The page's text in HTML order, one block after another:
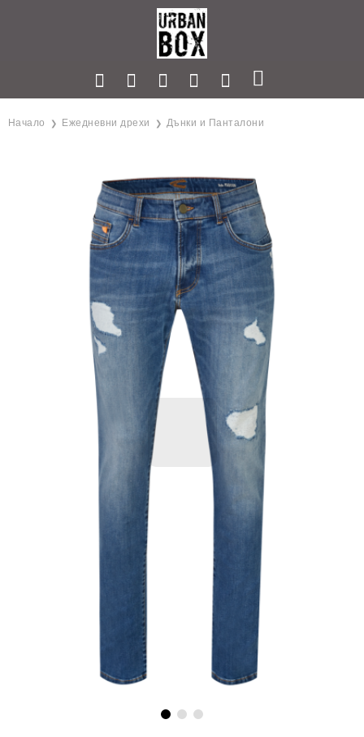
Начало Ежедневни дрехи Дънки и Панталони